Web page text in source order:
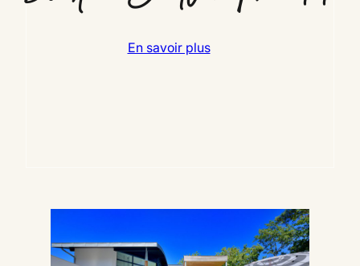
En savoir plus